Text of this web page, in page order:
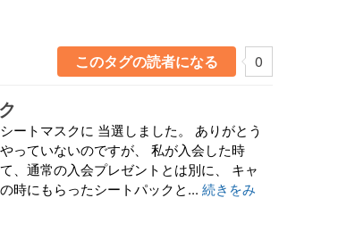
このタグの読者になる 0
ートマスクに 当選しました。 ありがとう
っていないのですが、 私が入会した時
、通常の入会プレゼントとは別に、 キャ
時にもらったシートパックと... 続きをみ